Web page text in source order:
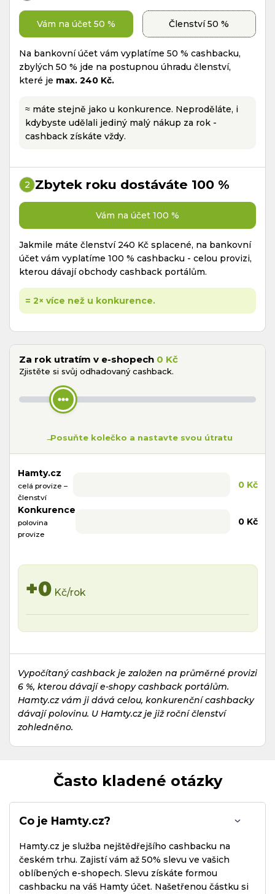
Vám na účet 50 % Členství 50 %
Na bankovní účet vám vyplatíme 50 % cashbacku,
zbylých 50 % jde na postupnou úhradu členství,
které je max. 240 Kč.
≈ máte stejně jako u konkurence. Neproděláte, i
kdybyste udělali jediný malý nákup za rok -
cashback získáte vždy.
2 Zbytek roku dostáváte 100 %
Vám na účet 100 %
Jakmile máte členství 240 Kč splacené, na bankovní
účet vám vyplatíme 100 % cashbacku - celou provizi,
kterou dávají obchody cashback portálům.
= 2× více než u konkurence.
Za rok utratím v e-shopech 0 Kč
Zjistěte si svůj odhadovaný cashback.
→Posuňte kolečko a nastavte svou útratu
Hamty.cz
celá provize –
členství
0 Kč
Konkurence
polovina
provize
0 Kč
+0 Kč/rok
Vypočítaný cashback je založen na průměrné provizi
6 %, kterou dávají e-shopy cashback portálům.
Hamty.cz vám ji dává celou, konkurenční cashbacky
dávají polovinu. U Hamty.cz je již roční členství
zohledněno.
Často kladené otázky
Co je Hamty.cz?
Hamty.cz je služba nejštědřejšího cashbacku na
českém trhu. Zajistí vám až 50% slevu ve vašich
oblíbených e-shopech. Slevu získáte formou
cashbacku na váš Hamty účet. Našetřenou částku si